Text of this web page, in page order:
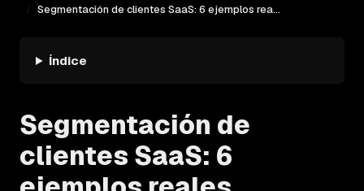
/
Segmentación de clientes SaaS: 6 ejemplos reales
Índice
Segmentación de
clientes SaaS: 6